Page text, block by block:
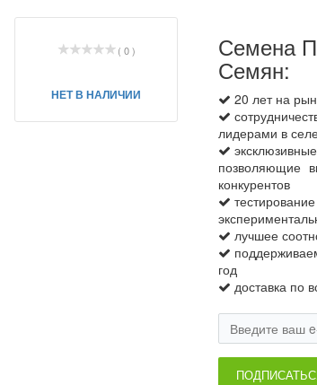
( 0 )
НЕТ В НАЛИЧИИ
Семена
Семян:
20 лет на
лидерами в
позволяющие
конкурентов
лучшее
год
доставка по